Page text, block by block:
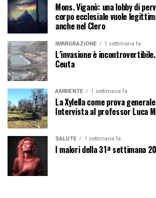
Mons. Viganò: una lobby di
corpo ecclesiale vuole
anche nel Clero
IMMIGRAZIONE 1 settimana fa
L’invasione è
Ceuta
AMBIENTE 1 settimana fa
La Xylella come prova generale
Intervista al professor Luca
SALUTE 1 settimana fa
I malori della 31ª settimana